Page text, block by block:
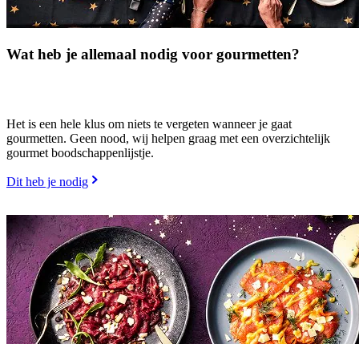
Wat heb je allemaal nodig voor gourmetten?
Het is een hele klus om niets te vergeten wanneer je gaat
gourmetten. Geen nood, wij helpen graag met een overzichtelijk
gourmet boodschappenlijstje.
Dit heb je nodig